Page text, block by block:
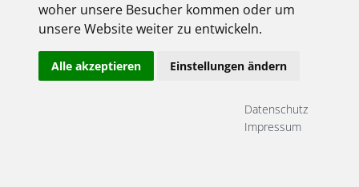
woher unsere Besucher kommen oder um
unsere Website weiter zu entwickeln.
Alle akzeptieren Einstellungen ändern
Datenschutz
Impressum